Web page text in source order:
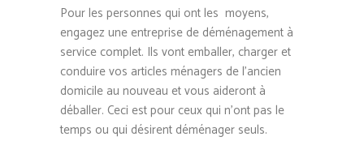
Pour les personnes qui ont les moyens,
engagez une entreprise de déménagement à
service complet. Ils vont emballer, charger et
conduire vos articles ménagers de l’ancien
domicile au nouveau et vous aideront à
déballer. Ceci est pour ceux qui n’ont pas le
temps ou qui désirent déménager seuls.